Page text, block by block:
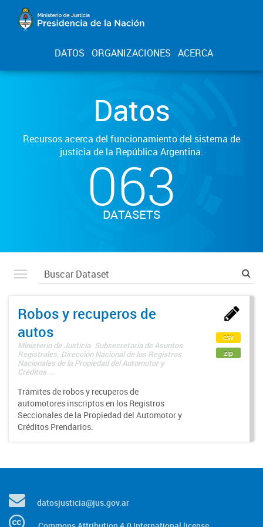
DATOS ORGANIZACIONES ACERCA
Datos
Recursos acerca del funcionamiento del sistema de
justicia de la República Argentina.
063
DATASETS
Robos y recuperos de
autos
Ministerio de Justicia. Subsecretaría de Asuntos
Registrales. Dirección Nacional de los Registros
Nacionales de la Propiedad del Automotor y
Créditos ...
Trámites de robos y recuperos de
automotores inscriptos en los Registros
Seccionales de la Propiedad del Automotor y
Créditos Prendarios.
csv
zip
datosjusticia@jus.gov.ar